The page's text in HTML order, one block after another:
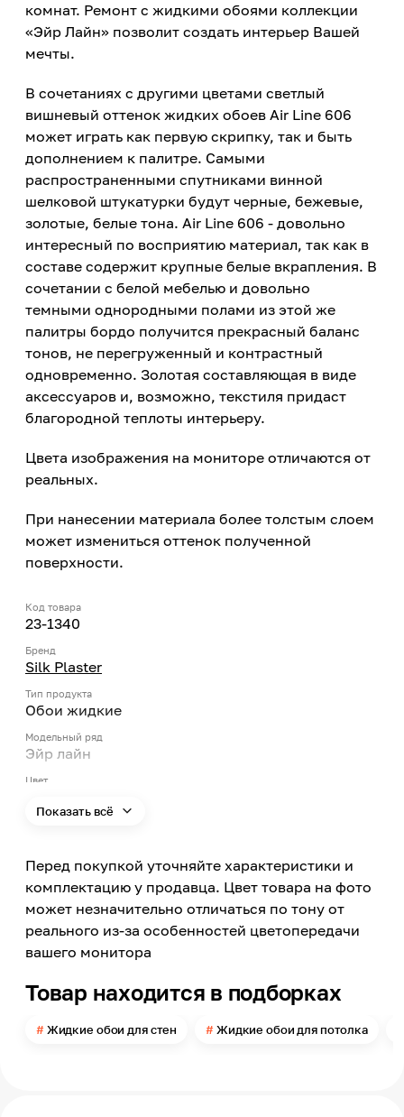
комнат. Ремонт с жидкими обоями коллекции
«Эйр Лайн» позволит создать интерьер Вашей
мечты.
В сочетаниях с другими цветами светлый
вишневый оттенок жидких обоев Air Line 606
может играть как первую скрипку, так и быть
дополнением к палитре. Самыми
распространенными спутниками винной
шелковой штукатурки будут черные, бежевые,
золотые, белые тона. Air Line 606 - довольно
интересный по восприятию материал, так как в
составе содержит крупные белые вкрапления. В
сочетании с белой мебелью и довольно
темными однородными полами из этой же
палитры бордо получится прекрасный баланс
тонов, не перегруженный и контрастный
одновременно. Золотая составляющая в виде
аксессуаров и, возможно, текстиля придаст
благородной теплоты интерьеру.
Цвета изображения на мониторе отличаются от
реальных.
При нанесении материала более толстым слоем
может измениться оттенок полученной
поверхности.
Код товара
23-1340
Бренд
Silk Plaster
Тип продукта
Обои жидкие
Модельный ряд
Эйр лайн
Цвет
Номер цвета
606
Поверхность
Рельефная
Типы помещений
Сухие помещения
Поверхность применения
Стена, Потолок
Показать всё
Перед покупкой уточняйте характеристики и
комплектацию у продавца. Цвет товара на фото
может незначительно отличаться по тону от
реального из-за особенностей цветопередачи
вашего монитора
Товар находится в подборках
Жидкие обои для стен Жидкие обои для потолка